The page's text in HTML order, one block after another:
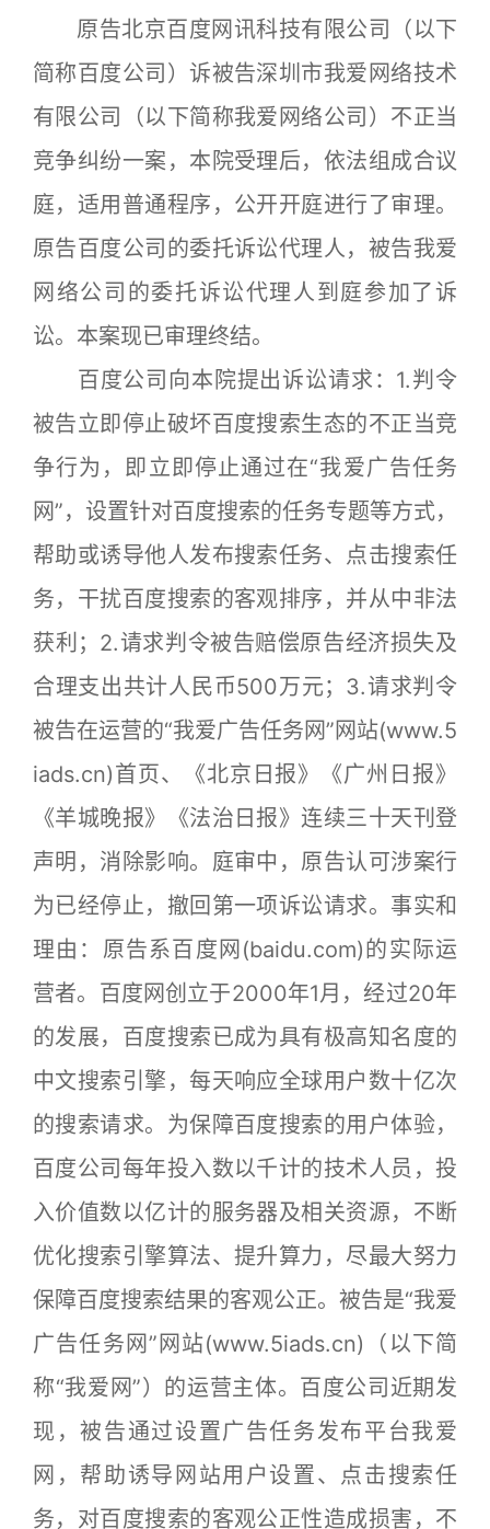
原告北京百度网讯科技有限公司（以下
简称百度公司）诉被告深圳市我爱网络技术
有限公司（以下简称我爱网络公司）不正当
竞争纠纷一案，本院受理后，依法组成合议
庭，适用普通程序，公开开庭进行了审理。
原告百度公司的委托诉讼代理人，被告我爱
网络公司的委托诉讼代理人到庭参加了诉
讼。本案现已审理终结。
百度公司向本院提出诉讼请求：1.判令
被告立即停止破坏百度搜索生态的不正当竞
争行为，即立即停止通过在“我爱广告任务
网”，设置针对百度搜索的任务专题等方式，
帮助或诱导他人发布搜索任务、点击搜索任
务，干扰百度搜索的客观排序，并从中非法
获利；2.请求判令被告赔偿原告经济损失及
合理支出共计人民币500万元；3.请求判令
被告在运营的“我爱广告任务网”网站(www.5
iads.cn)首页、《北京日报》《广州日报》
《羊城晚报》《法治日报》连续三十天刊登
声明，消除影响。庭审中，原告认可涉案行
为已经停止，撤回第一项诉讼请求。事实和
理由：原告系百度网(baidu.com)的实际运
营者。百度网创立于2000年1月，经过20年
的发展，百度搜索已成为具有极高知名度的
中文搜索引擎，每天响应全球用户数十亿次
的搜索请求。为保障百度搜索的用户体验，
百度公司每年投入数以千计的技术人员，投
入价值数以亿计的服务器及相关资源，不断
优化搜索引擎算法、提升算力，尽最大努力
保障百度搜索结果的客观公正。被告是“我爱
广告任务网”网站(www.5iads.cn)（以下简
称“我爱网”）的运营主体。百度公司近期发
现，被告通过设置广告任务发布平台我爱
网，帮助诱导网站用户设置、点击搜索任
务，对百度搜索的客观公正性造成损害，不